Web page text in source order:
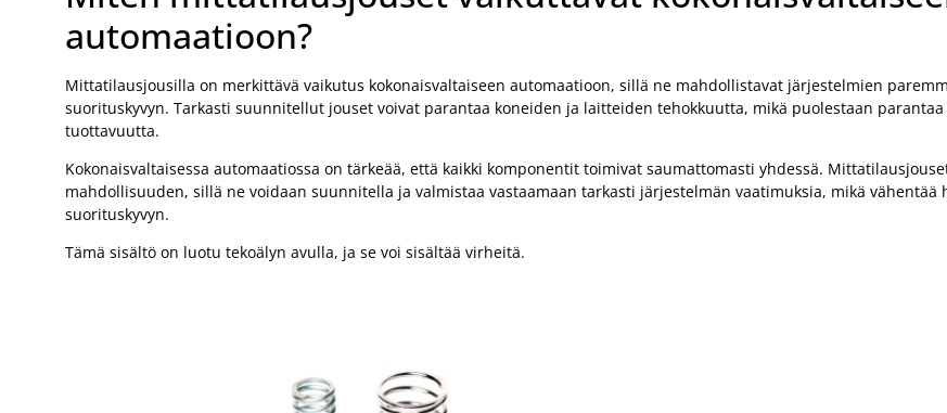
automaatioon?
Mittatilausjousilla on merkittävä vaikutus kokonaisvaltaiseen automaatioon, sillä ne mahdollistavat järjestelmien
suorituskyvyn. Tarkasti suunnitellut jouset voivat parantaa koneiden ja laitteiden tehokkuutta, mikä puolestaan
tuottavuutta.
Kokonaisvaltaisessa automaatiossa on tärkeää, että kaikki komponentit toimivat saumattomasti yhdessä.
mahdollisuuden, sillä ne voidaan suunnitella ja valmistaa vastaamaan tarkasti järjestelmän vaatimuksia, mikä vähentää
suorituskyvyn.
Tämä sisältö on luotu tekoälyn avulla, ja se voi sisältää virheitä.